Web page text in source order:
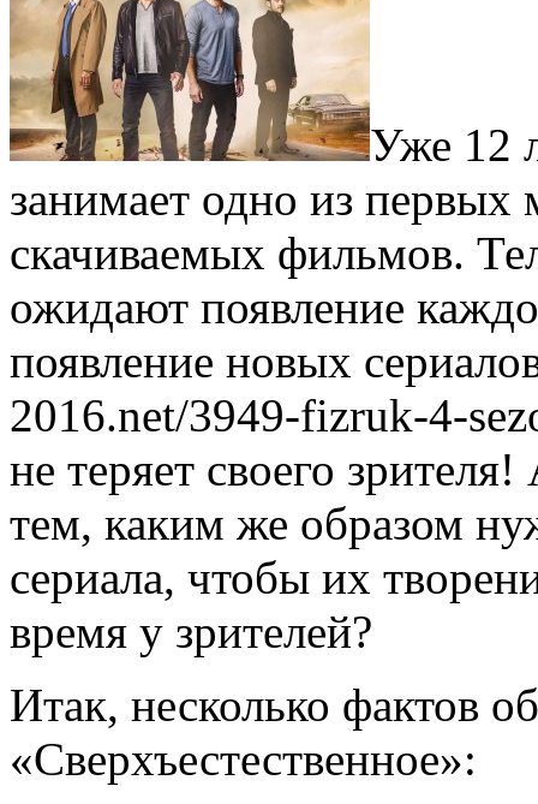
Уже 12
занимает одно из первых
скачиваемых фильмов.
ожидают появление
появление новых
2016.net/3949-fizruk-4-
не теряет своего
тем, каким же образом
сериала, чтобы их
время у зрителей?
Итак, несколько фактов
«Сверхъестественное»: